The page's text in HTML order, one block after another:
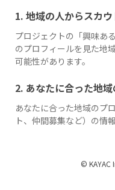
1. 地域の人からスカ
プロジェクトの「興味あ
のプロフィールを見た地
可能性があります。
2. あなたに合った地
あなたに合った地域のプ
ト、仲間募集など）の情
© KAYAC